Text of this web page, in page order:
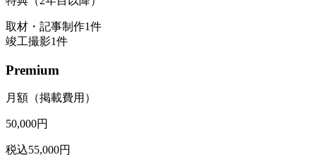
取材・記事制作1件
竣工撮影1件
Premium
月額（掲載費用）
50,000円
税込55,000円